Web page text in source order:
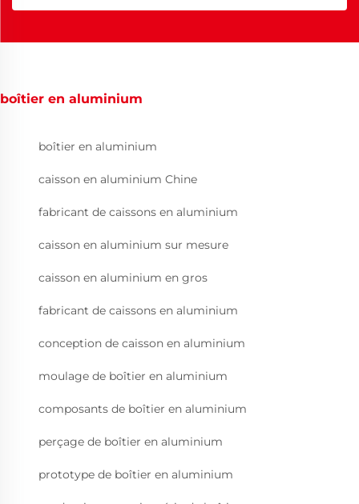
boîtier en aluminium
boîtier en aluminium
caisson en aluminium Chine
fabricant de caissons en aluminium
caisson en aluminium sur mesure
caisson en aluminium en gros
fabricant de caissons en aluminium
conception de caisson en aluminium
moulage de boîtier en aluminium
composants de boîtier en aluminium
perçage de boîtier en aluminium
prototype de boîtier en aluminium